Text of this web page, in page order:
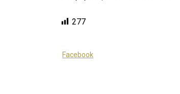
277
Facebook